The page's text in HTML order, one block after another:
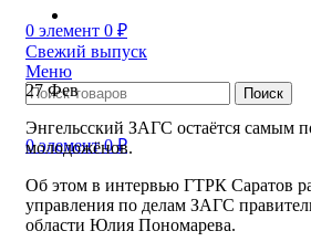
0 элемент 0 ₽
Свежий выпуск
Меню
Поиск
0элемент 0₽
27Фев
Энгельсский ЗАГС остаётся самым
молодожёнов.
Об этом в интервью ГТРК Саратов
управления по делам ЗАГС
области Юлия Пономарева.